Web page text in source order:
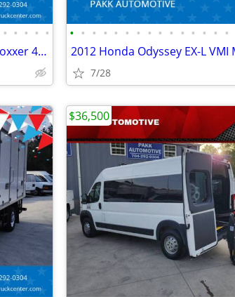
• • • • •
2015 Ford Transit 250 HydraMaster Boxxer 423s CARPET CLEANER MACHINE
• • • • • • • • • • • • • • •
7/28
$36,500